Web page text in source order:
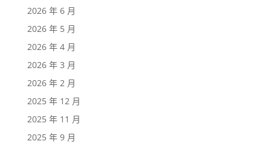
2026 年 6 月
2026 年 5 月
2026 年 4 月
2026 年 3 月
2026 年 2 月
2025 年 12 月
2025 年 11 月
2025 年 9 月